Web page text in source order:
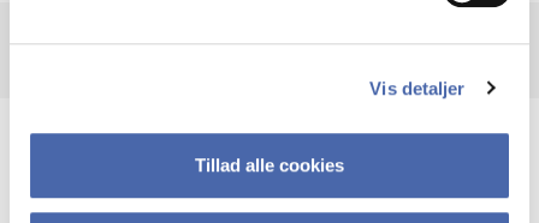
Vis detaljer
Tillad alle cookies